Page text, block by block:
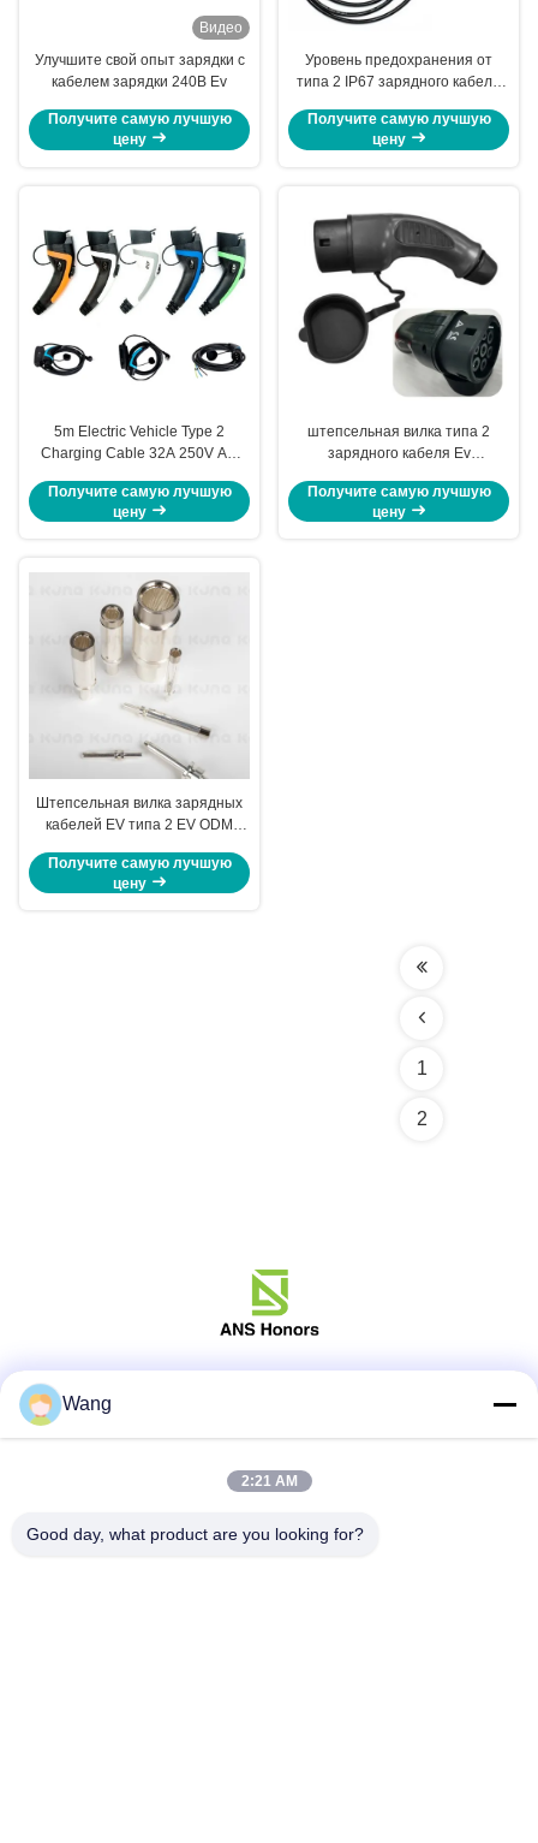
Видео
Улучшите свой опыт зарядки с
кабелем зарядки 240В Ev
Получите самую лучшую
цену
Уровень предохранения от
типа 2 IP67 зарядного кабеля
на заказ электрический
Получите самую лучшую
цену
5m Electric Vehicle Type 2
Charging Cable 32A 250V AC
Получите самую лучшую
цену
штепсельная вилка типа 2
зарядного кабеля Ev
250V 32A женская
Получите самую лучшую
цену
Штепсельная вилка зарядных
кабелей EV типа 2 EV ODM
крепко Sliving терминала
Получите самую лучшую
цену
1
2
Wang
2:21 AM
Good day, what product are you looking for?